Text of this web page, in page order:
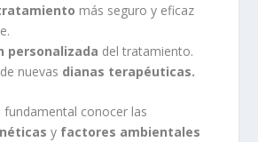
más seguro y eficaz
personalizada del tratamiento.
de nuevas dianas terapéuticas.
conocer las
y factores ambientales